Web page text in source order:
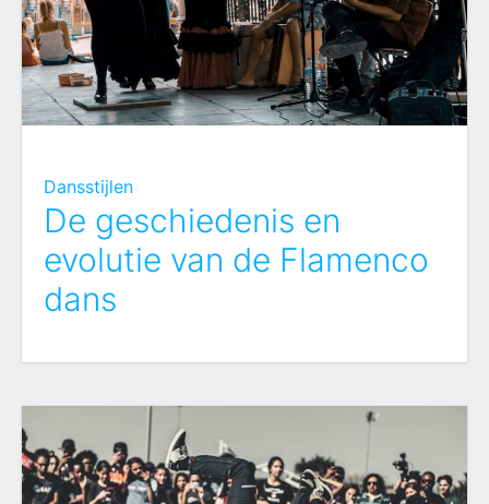
Dansstijlen
De geschiedenis en
evolutie van de Flamenco
dans